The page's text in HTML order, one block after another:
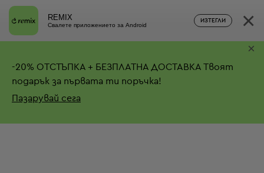
REMIX
Свалете приложението за Android
ИЗТЕГЛИ ×
-20% ОТСТЪПКА + БЕЗПЛАТНА ДОСТАВКА Твоят
подарък за първата ти поръчка!
Пазарувай сега
×